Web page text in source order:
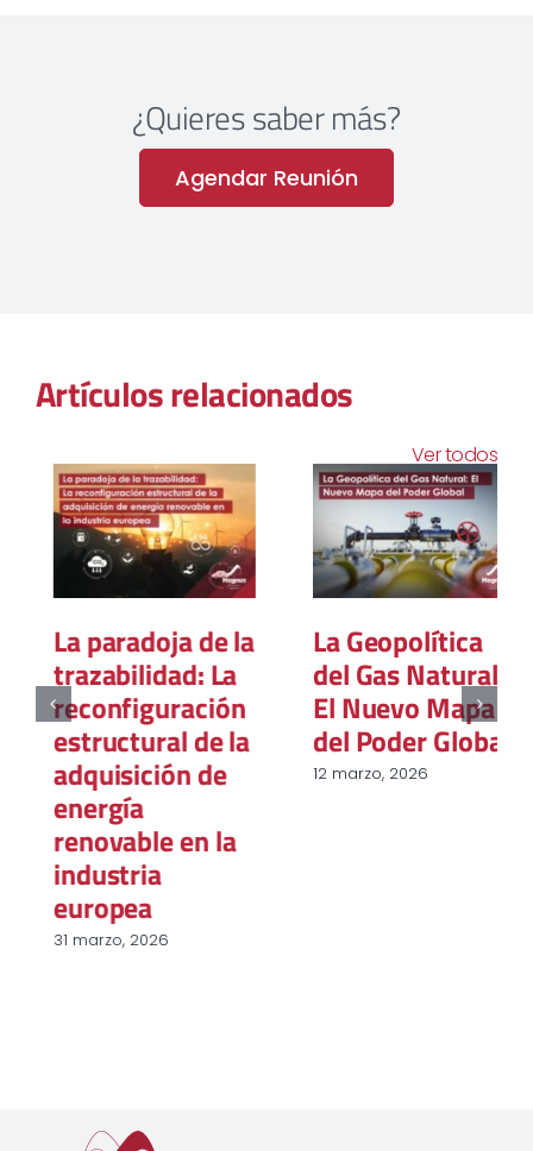
¿Quieres saber más?
Agendar Reunión
Artículos relacionados
Ver todos
La paradoja de la
trazabilidad: La
reconfiguración
estructural de la
adquisición de
energía
renovable en la
industria
europea
31 marzo, 2026
La Geopolítica
del Gas Natural:
El Nuevo Mapa
del Poder Global
12 marzo, 2026